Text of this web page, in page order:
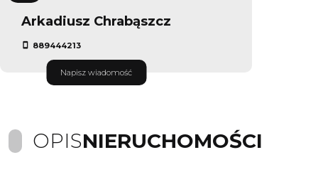
Arkadiusz Chrabąszcz
889444213
Napisz wiadomość
OPISNIERUCHOMOŚCI